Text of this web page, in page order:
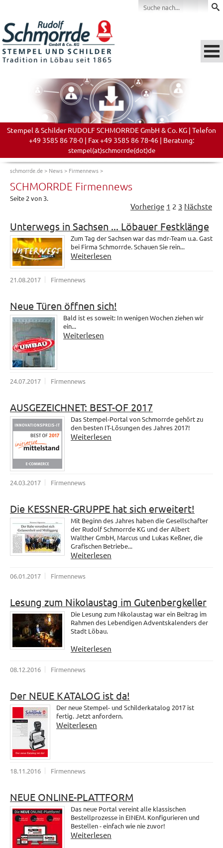
Stempel & Schilder RUDOLF SCHMORRDE GmbH & Co. KG | Telefon
+49 3585 86 78-0 | Fax +49 3585 86 78-46 | Beratung:
stempel(at)schmorrde(dot)de
schmorrde.de> News> Firmennews>
SCHMORRDE Firmennews
Seite 2 von 3.
Vorherige 1 2 3 Nächste
Unterwegs in Sachsen ... Löbauer Festklänge
Zum Tag der Sachsen war das mdr-Team u.a. Gast
bei Firma Schmorrde. Schauen Sie rein...
Weiterlesen
21.08.2017 Firmennews
Neue Türen öffnen sich!
Bald ist es soweit: In wenigen Wochen ziehen wir
ein...
Weiterlesen
24.07.2017 Firmennews
AUSGEZEICHNET: BEST-OF 2017
Das Stempel-Portal von Schmorrde gehört zu
den besten IT-Lösungen des Jahres 2017!
Weiterlesen
24.03.2017 Firmennews
Die KESSNER-GRUPPE hat sich erweitert!
Mit Beginn des Jahres haben die Gesellschafter
der Rudolf Schmorrde KG und der Albert
Walther GmbH, Marcus und Lukas Keßner, die
Grafischen Betriebe...
Weiterlesen
06.01.2017 Firmennews
Lesung zum Nikolaustag im Gutenbergkeller
Die Lesung zum Nikolaustag war ein Beitrag im
Rahmen des Lebendigen Adventskalenders der
Stadt Löbau.
Weiterlesen
08.12.2016 Firmennews
Der NEUE KATALOG ist da!
Der neue Stempel- und Schilderkatalog 2017 ist
fertig. Jetzt anfordern.
Weiterlesen
18.11.2016 Firmennews
NEUE ONLINE-PLATTFORM
Das neue Portal vereint alle klassischen
Bestellprozesse in EINEM. Konfigurieren und
Bestellen - einfach wie nie zuvor!
Weiterlesen